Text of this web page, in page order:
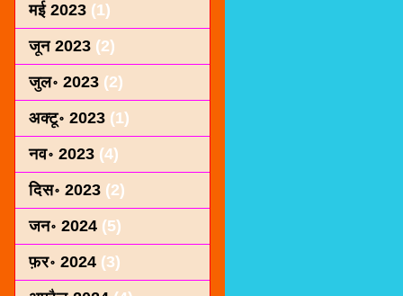
मई 2023 (1)
जून 2023 (2)
जुल॰ 2023 (2)
अक्टू॰ 2023 (1)
नव॰ 2023 (4)
दिस॰ 2023 (2)
जन॰ 2024 (5)
फ़र॰ 2024 (3)